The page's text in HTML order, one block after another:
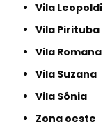
Vila
Vila Pirituba
Vila Romana
Vila Suzana
Vila Sônia
Zona oeste